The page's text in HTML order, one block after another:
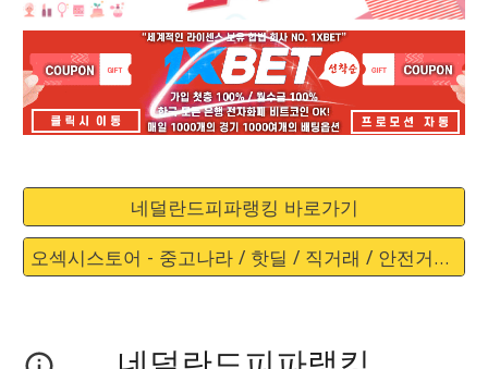
네덜란드피파랭킹 바로가기
오섹시스토어 - 중고나라 / 핫딜 / 직거래 / 안전거래 바로가기